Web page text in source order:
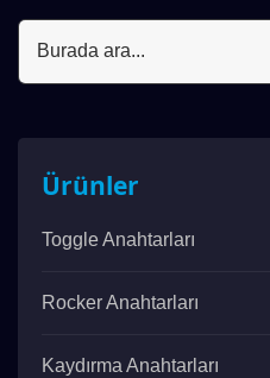
Ürünler
Toggle Anahtarları
Rocker Anahtarları
Kaydırma Anahtarları